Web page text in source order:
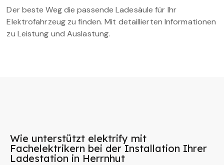
Der beste Weg die passende Ladesäule für Ihr
Elektrofahrzeug zu finden. Mit detaillierten Informationen
zu Leistung und Auslastung.
Wie unterstützt elektrify mit
Fachelektrikern bei der Installation Ihrer
Ladestation in Herrnhut